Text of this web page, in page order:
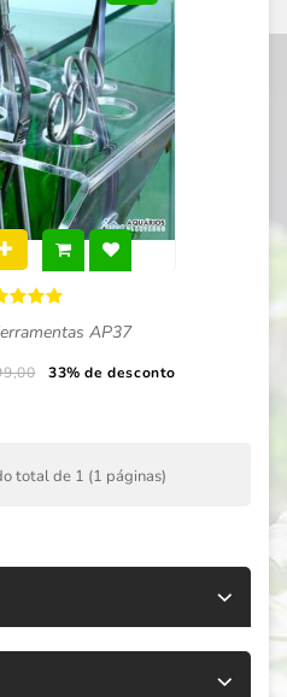
AP37
33% de desconto
total de 1 (1 páginas)